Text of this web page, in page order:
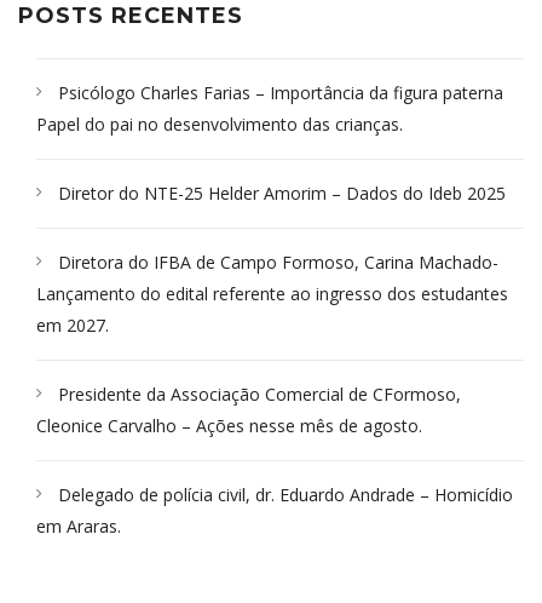
POSTS RECENTES
Psicólogo Charles Farias – Importância da figura paterna
Papel do pai no desenvolvimento das crianças.
Diretor do NTE-25 Helder Amorim – Dados do Ideb 2025
Diretora do IFBA de Campo Formoso, Carina Machado-
Lançamento do edital referente ao ingresso dos estudantes
em 2027.
Presidente da Associação Comercial de CFormoso,
Cleonice Carvalho – Ações nesse mês de agosto.
Delegado de polícia civil, dr. Eduardo Andrade – Homicídio
em Araras.